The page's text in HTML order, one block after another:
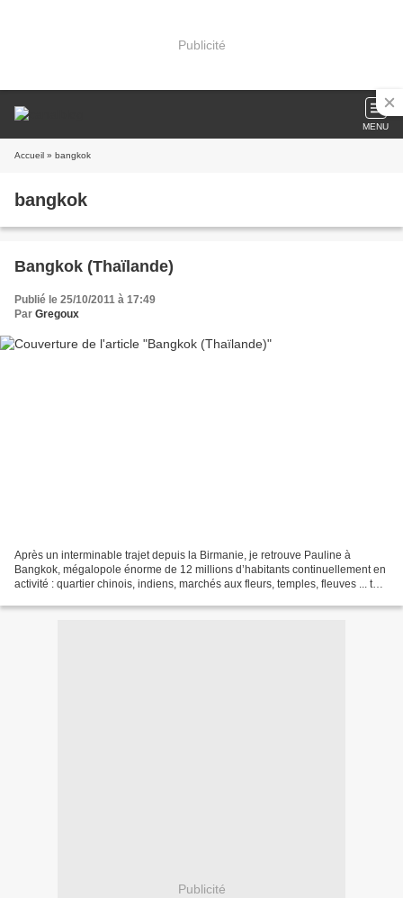
Publicité
MENU
Accueil » bangkok
bangkok
Bangkok (Thaïlande)
Publié le 25/10/2011 à 17:49
Par Gregoux
Après un interminable trajet depuis la Birmanie, je retrouve Pauline à
Bangkok, mégalopole énorme de 12 millions d’habitants continuellement en
activité : quartier chinois, indiens, marchés aux fleurs, temples, fleuves ... tant
Publicité